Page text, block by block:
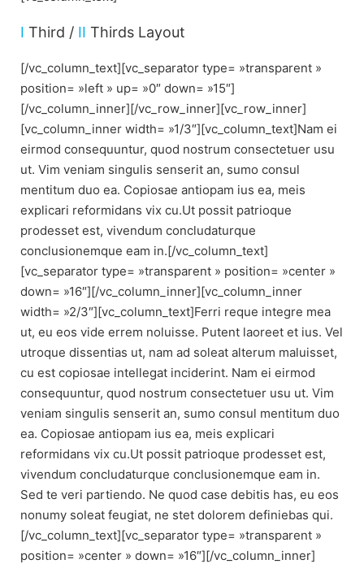
I Third / II Thirds Layout
[/vc_column_text][vc_separator type= »transparent »
position= »left » up= »0″ down= »15″]
[/vc_column_inner][/vc_row_inner][vc_row_inner]
[vc_column_inner width= »1/3″][vc_column_text]Nam ei
eirmod consequuntur, quod nostrum consectetuer usu
ut. Vim veniam singulis senserit an, sumo consul
mentitum duo ea. Copiosae antiopam ius ea, meis
explicari reformidans vix cu.Ut possit patrioque
prodesset est, vivendum concludaturque
conclusionemque eam in.[/vc_column_text]
[vc_separator type= »transparent » position= »center »
down= »16″][/vc_column_inner][vc_column_inner
width= »2/3″][vc_column_text]Ferri reque integre mea
ut, eu eos vide errem noluisse. Putent laoreet et ius. Vel
utroque dissentias ut, nam ad soleat alterum maluisset,
cu est copiosae intellegat inciderint. Nam ei eirmod
consequuntur, quod nostrum consectetuer usu ut. Vim
veniam singulis senserit an, sumo consul mentitum duo
ea. Copiosae antiopam ius ea, meis explicari
reformidans vix cu.Ut possit patrioque prodesset est,
vivendum concludaturque conclusionemque eam in.
Sed te veri partiendo. Ne quod case debitis has, eu eos
nonumy soleat feugiat, ne stet dolorem definiebas qui.
[/vc_column_text][vc_separator type= »transparent »
position= »center » down= »16″][/vc_column_inner]